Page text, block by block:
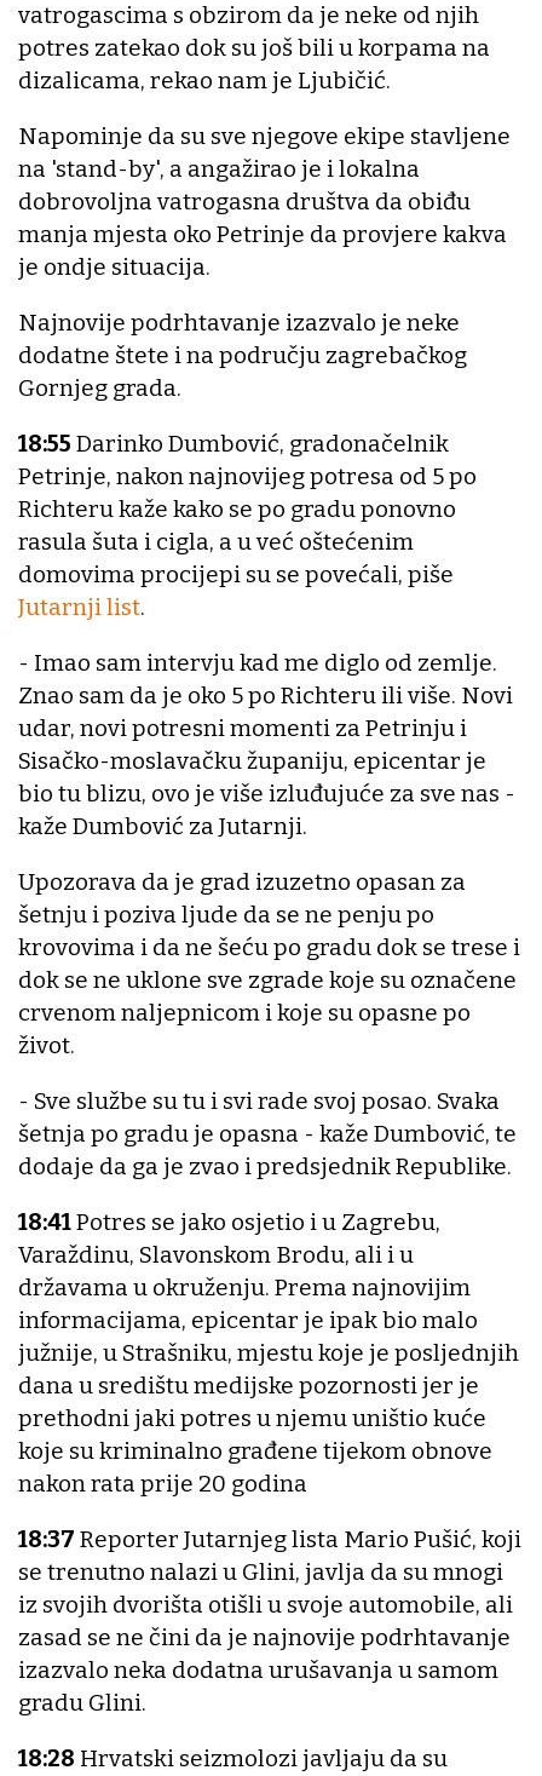
vatrogascima s obzirom da je neke od njih
potres zatekao dok su još bili u korpama na
dizalicama, rekao nam je Ljubičić.
Napominje da su sve njegove ekipe stavljene
na 'stand-by', a angažirao je i lokalna
dobrovoljna vatrogasna društva da obiđu
manja mjesta oko Petrinje da provjere kakva
je ondje situacija.
Najnovije podrhtavanje izazvalo je neke
dodatne štete i na području zagrebačkog
Gornjeg grada.
18:55 Darinko Dumbović, gradonačelnik
Petrinje, nakon najnovijeg potresa od 5 po
Richteru kaže kako se po gradu ponovno
rasula šuta i cigla, a u već oštećenim
domovima procijepi su se povećali, piše
Jutarnji list.
- Imao sam intervju kad me diglo od zemlje.
Znao sam da je oko 5 po Richteru ili više. Novi
udar, novi potresni momenti za Petrinju i
Sisačko-moslavačku županiju, epicentar je
bio tu blizu, ovo je više izluđujuće za sve nas -
kaže Dumbović za Jutarnji.
Upozorava da je grad izuzetno opasan za
šetnju i poziva ljude da se ne penju po
krovovima i da ne šeću po gradu dok se trese i
dok se ne uklone sve zgrade koje su označene
crvenom naljepnicom i koje su opasne po
život.
- Sve službe su tu i svi rade svoj posao. Svaka
šetnja po gradu je opasna - kaže Dumbović, te
dodaje da ga je zvao i predsjednik Republike.
18:41Potres se jako osjetio i u Zagrebu,
Varaždinu, Slavonskom Brodu, ali i u
državama u okruženju. Prema najnovijim
informacijama, epicentar je ipak bio malo
južnije, u Strašniku, mjestu koje je posljednjih
dana u središtu medijske pozornosti jer je
prethodni jaki potres u njemu uništio kuće
koje su kriminalno građene tijekom obnove
nakon rata prije 20 godina
18:37 Reporter Jutarnjeg lista Mario Pušić, koji
se trenutno nalazi u Glini, javlja da su mnogi
iz svojih dvorišta otišli u svoje automobile, ali
zasad se ne čini da je najnovije podrhtavanje
izazvalo neka dodatna urušavanja u samom
gradu Glini.
18:28 Hrvatski seizmolozi javljaju da su